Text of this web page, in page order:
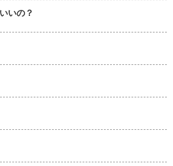
いの？